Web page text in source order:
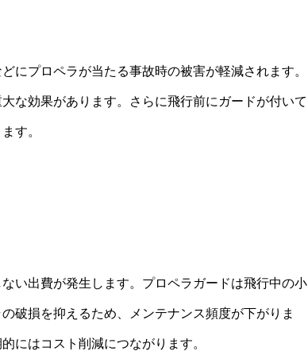
にプロペラが当たる事故時の被害が軽減されます。
な効果があります。さらに飛行前にガードが付いて
す。
い出費が発生します。プロペラガードは飛行中の小
破損を抑えるため、メンテナンス頻度が下がりま
にはコスト削減につながります。